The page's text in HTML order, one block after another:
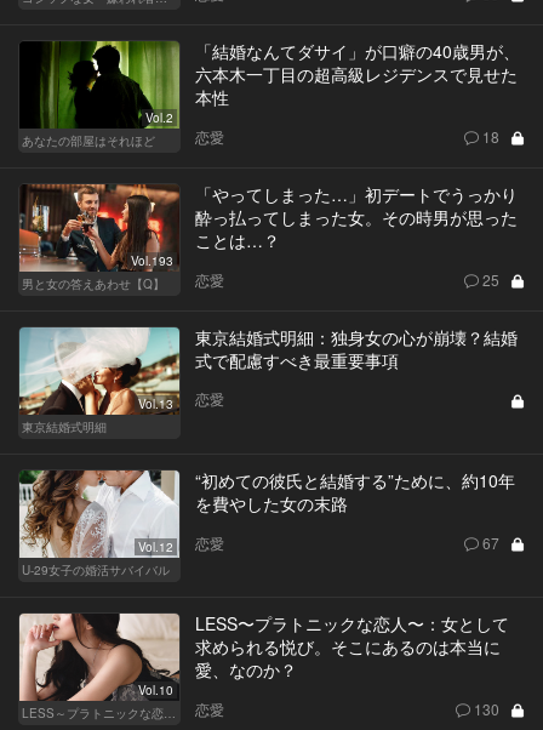
Vol.2
あなたの部屋はそれほど
「結婚なんてダサイ」が口癖の40歳男が、
六本木一丁目の超高級レジデンスで見せた
本性
恋愛 18
Vol.193
男と女の答えあわせ【Q】
「やってしまった…」初デートでうっかり
酔っ払ってしまった女。その時男が思った
ことは…？
恋愛 25
Vol.13
東京結婚式明細
東京結婚式明細：独身女の心が崩壊？結婚
式で配慮すべき最重要事項
恋愛
Vol.12
U-29女子の婚活サバイバル
“初めての彼氏と結婚する”ために、約10年
を費やした女の末路
恋愛 67
Vol.10
LESS～プラトニックな恋人～
LESS〜プラトニックな恋人〜：女として
求められる悦び。そこにあるのは本当に
愛、なのか？
恋愛 130